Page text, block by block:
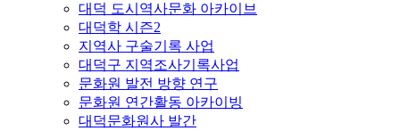
대덕 도시역사문화 아카이브
대덕학 시즌2
지역사 구술기록 사업
대덕구 지역조사기록사업
문화원 발전 방향 연구
문화원 연간활동 아카이빙
대덕문화원사 발간